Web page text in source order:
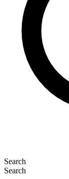
Search
Search